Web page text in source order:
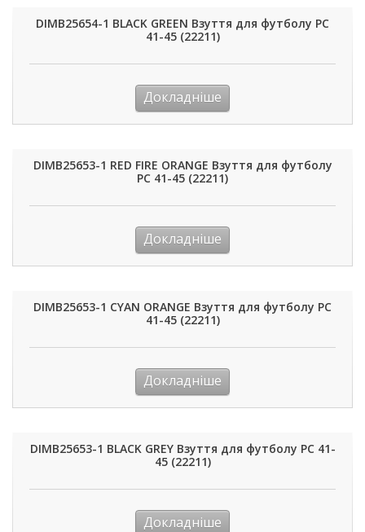
DIMB25654-1 BLACK GREEN Взуття для футболу РС
41-45 (22211)
Докладніше
DIMB25653-1 RED FIRE ORANGE Взуття для футболу
РС 41-45 (22211)
Докладніше
DIMB25653-1 CYAN ORANGE Взуття для футболу РС
41-45 (22211)
Докладніше
DIMB25653-1 BLACK GREY Взуття для футболу РС 41-
45 (22211)
Докладніше